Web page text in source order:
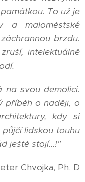
To už je
a maloměstské
brzdu.
intelektuálně
na svou demolici.
příběh o naději, o
kdy si
lidskou touhu
ještě stojí...!"
Chvojka, Ph. D